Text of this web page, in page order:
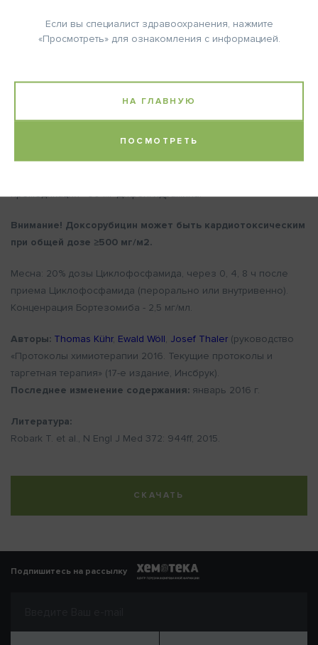
Количество циклов: 6-8.
максимально до 400 мг/ч. Дальнейшие дозы вводятся на
начальной скорости 100 и увеличиваются на 100 мг/ч каждые
премедикация - 30 мг Дифенгидрамина.
Внимание! Доксорубицин может быть кардиотоксическим
при общей дозе ≥500 мг/м2.
Месна: 20% дозы Циклофосфамида, через 0, 4, 8 ч после
приема Циклофосфамида (перорально или внутривенно).
Конценрация Бортезомиба - 2,5 мг/мл.
Авторы: Thomas Kühr, Ewald Wöll, Josef Thaler (руководство
«Протоколы химиотерапии 2016. Текущие протоколы и
таргетная терапия» (17-е издание, Инсбрук).
Последнее изменение содержания: январь 2016 г.
Литература:
Robark T. et al., N Engl J Med 372: 944ff, 2015.
СКАЧАТЬ
Если вы специалист здравоохранения, нажмите
«Просмотреть» для ознакомления с информацией.
НА ГЛАВНУЮ
ПОСМОТРЕТЬ
Подпишитесь на рассылку